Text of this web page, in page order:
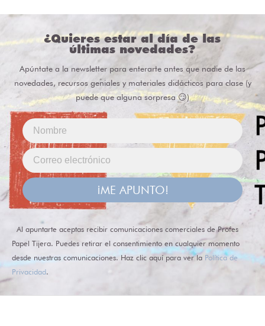
¿Quieres estar al día de las
últimas novedades?
Apúntate a la newsletter para enterarte antes que nadie de las
novedades, recursos geniales y materiales didácticos para clase (y
puede que alguna sorpresa 😏)
¡ME APUNTO!
Al apuntarte aceptas recibir comunicaciones comerciales de Profes
Papel Tijera. Puedes retirar el consentimiento en cualquier momento
desde nuestras comunicaciones. Haz clic aquí para ver la Política de
Privacidad.